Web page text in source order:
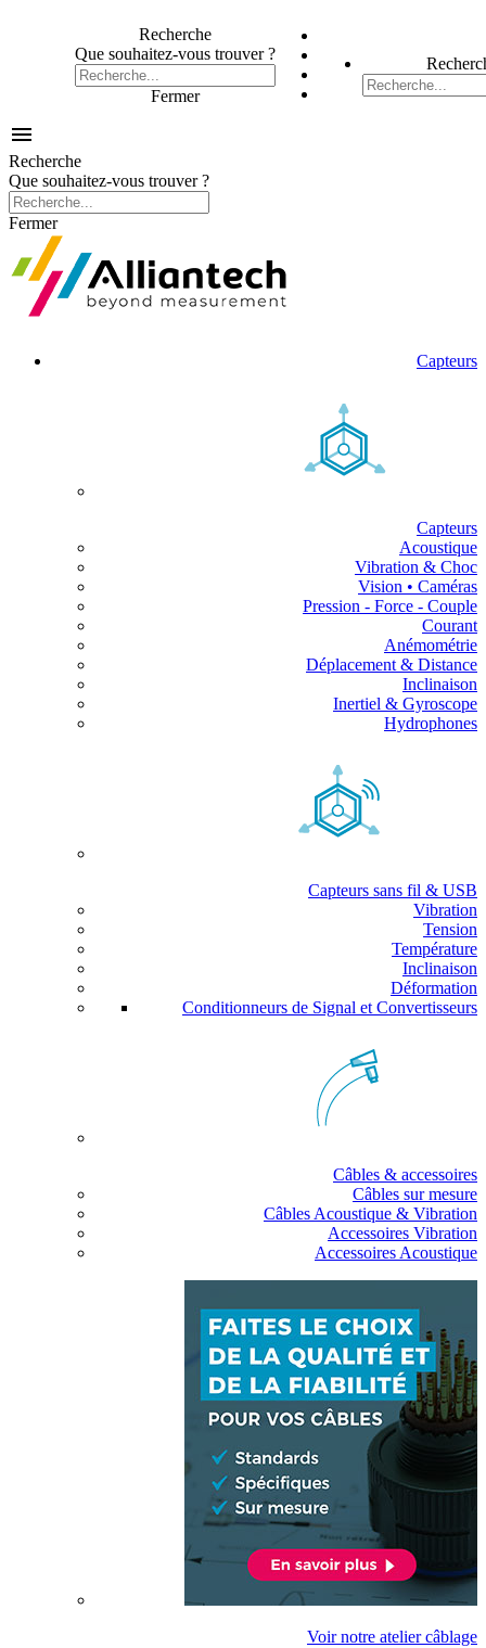
Recherche
Que souhaitez-vous trouver ?
Fermer

Recherche
Que souhaitez-vous trouver ?
Fermer
Capteurs
Capteurs
Acoustique
Vibration & Choc
Vision • Caméras
Pression - Force - Couple
Courant
Anémométrie
Déplacement & Distance
Inclinaison
Inertiel & Gyroscope
Hydrophones
Capteurs sans fil & USB
Vibration
Tension
Température
Inclinaison
Déformation
Conditionneurs de Signal et Convertisseurs
Câbles & accessoires
Câbles sur mesure
Câbles Acoustique & Vibration
Accessoires Vibration
Accessoires Acoustique
Voir notre atelier câblage